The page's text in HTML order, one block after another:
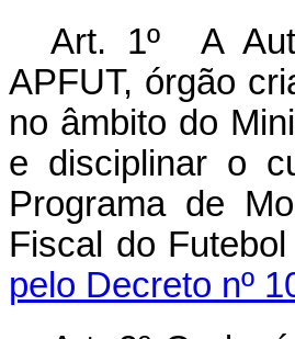
Art. 1º A
APFUT, órgão
no âmbito do
e disciplinar o
Programa de
Fiscal do
pelo Decreto nº